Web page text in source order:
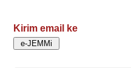
Kirim email ke